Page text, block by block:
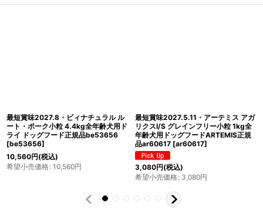
最短賞味2027.8・ビィナチュラル ル
ート・ポーク小粒 800g全年齢犬用ド
ライ ドッグフード正規品be53625
[be53625]
2,530円(税込)
希望小売価格: 2,530円
最短賞味2027.9.7・アーテミス 犬 ア
ガリクスI S 小粒 1kg 全年齢ドッグフ
ード正規品ar66451 [ar66451]
2,420円(税込)
希望小売価格: 2,420